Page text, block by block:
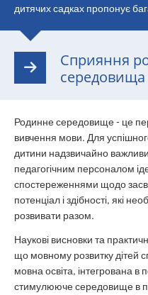
дитячих садках пропонує
Сприяння
середовища
Родинне середовище - це
вивчення мови. Для
дитини надзвичайно
педагогічним персоналом
спостереженнями щодо
потенціал і здібності, які
розвивати разом.
Наукові висновки та
що мовному розвитку дітей
мовна освіта, інтегрована
стимулююче середовище в